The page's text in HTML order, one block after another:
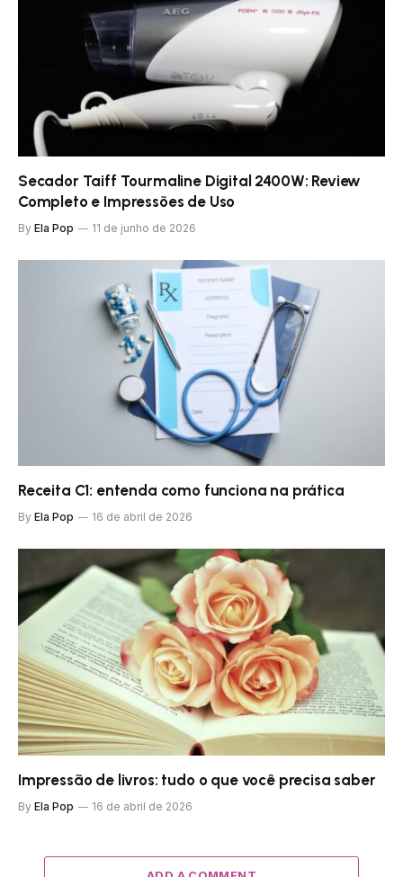
Secador Taiff Tourmaline Digital 2400W: Review
Completo e Impressões de Uso
By Ela Pop 11 de junho de 2026
Receita C1: entenda como funciona na prática
By Ela Pop 16 de abril de 2026
Impressão de livros: tudo o que você precisa saber
By Ela Pop 16 de abril de 2026